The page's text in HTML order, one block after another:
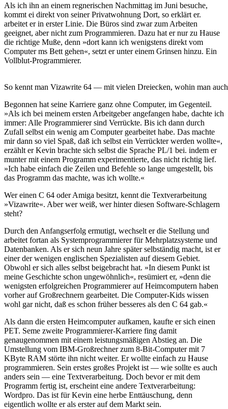
Als ich ihn an einem regnerischen Nachmittag im Juni besuche,
kommt ei direkt von seiner Privatwohnung Dort, so erklärt er.
arbeitet er in erster Linie. Die Büros sind zwar zum Arbeiten
geeignet, aber nicht zum Programmieren. Dazu hat er nur zu Hause
die richtige Muße, denn »dort kann ich wenigstens direkt vom
Computer ms Bett gehen«, setzt er unter einem Grinsen hinzu. Ein
Vollblut-Programmierer.
So kennt man Vizawrite 64 — mit vielen Dreiecken, wohin man
Begonnen hat seine Karriere ganz ohne Computer, im Gegenteil.
»Als ich bei meinem ersten Arbeitgeber angefangen habe, dachte ich
immer: Alle Programmierer sind Verrückte. Bis ich dann durch
Zufall selbst ein wenig am Computer gearbeitet habe. Das machte
mir dann so viel Spaß, daß ich selbst ein Verrückter werden wollte«,
erzählt er Kevin brachte sich selbst die Sprache PL/1 bei. indem er
munter mit einem Programm experimentierte, das nicht richtig lief.
»Ich habe einfach die Zeilen und Befehle so lange umgestellt, bis
das Programm das machte, was ich wollte.«
Wer einen C 64 oder Amiga besitzt, kennt die Textverarbeitung
»Vizawrite«. Aber wer weiß, wer hinter diesen Software-Schlagern
steht?
Durch den Anfangserfolg ermutigt, wechselt er die Stellung und
arbeitet fortan als Systemprogrammierer für Mehrplatzsysteme und
Datenbanken. Als er sich neun Jahre später selbständig macht, ist er
einer der wenigen englischen Spezialisten auf diesem Gebiet.
Obwohl er sich alles selbst beigebracht hat. »In diesem Punkt ist
meine Geschichte schon ungewöhnlich«, resümiert er, »denn die
wenigsten erfolgreichen Programmierer auf Heimcomputern haben
vorher auf Großrechnern gearbeitet. Die Computer-Kids wissen
wohl gar nicht, daß es schon früher besseres als den C 64 gab.«
Als dann die ersten Heimcomputer aufkamen, kaufte er sich einen
PET. Seme zweite Programmierer-Karriere fing damit
genaugenommen mit einem leistungsmäßigen Abstieg an. Die
Umstellung vom IBM-Großrechner zum 8-Bit-Computer mit 7
KByte RAM störte ihn nicht weiter. Er wollte einfach zu Hause
programmieren. Sein erstes großes Projekt ist — wie sollte es auch
anders sein — eine Textverarbeitung. Doch bevor er mit dem
Programm fertig ist, erscheint eine andere Textverarbeitung:
Wordpro. Das ist für Kevin eine herbe Enttäuschung, denn
eigentlich wollte er als erster auf dem Markt sein.